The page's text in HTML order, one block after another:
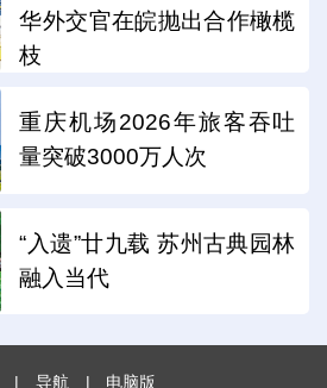
华外交官在皖抛出合作橄榄
枝
重庆机场2026年旅客吞吐
量突破3000万人次
“入遗”廿九载 苏州古典园林
融入当代
| 导航 | 电脑版